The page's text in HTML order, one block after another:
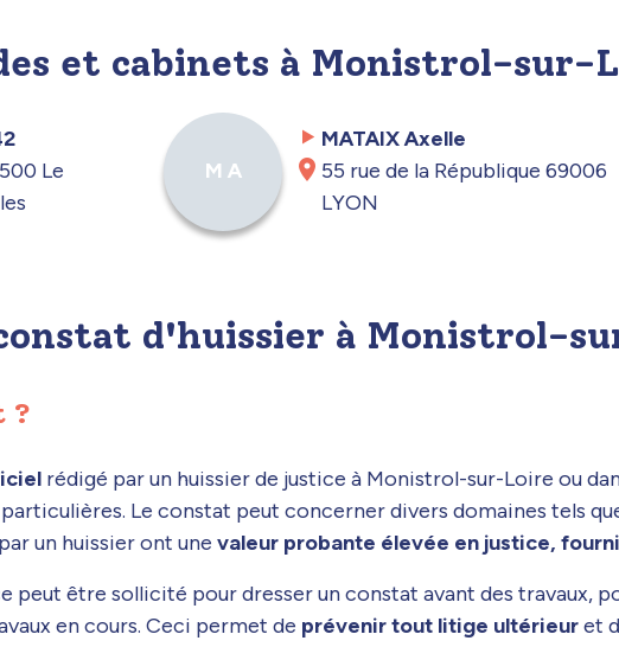
et cabinets à Monistrol-sur-
Le
M A
MATAIX Axelle
55 rue de la République 69006
LYON
d'huissier à Monistrol-
?
rédigé par un huissier de justice à Monistrol-sur-Loire ou
Le constat peut concerner divers domaines tels
un huissier ont une valeur probante élevée en justice,
peut être sollicité pour dresser un constat avant des travaux,
en cours. Ceci permet de prévenir tout litige ultérieuret